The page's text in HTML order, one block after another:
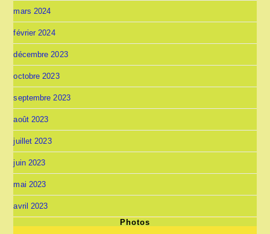
mars 2024
février 2024
décembre 2023
octobre 2023
septembre 2023
août 2023
juillet 2023
juin 2023
mai 2023
avril 2023
Photos